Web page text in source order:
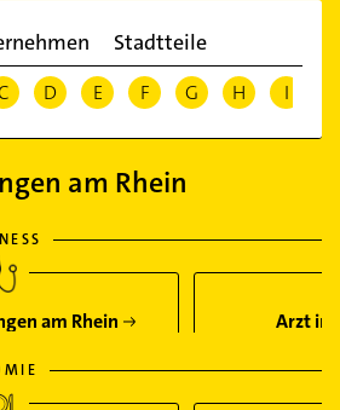
Stadtteile
D E F G H I
am Rhein
am Rhein Arzt in